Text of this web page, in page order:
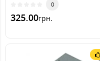
0
325.00грн.